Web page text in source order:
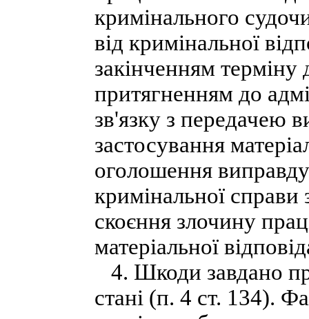
кримінального
від кримінальної
закінченням терміну
притягненням до
зв'язку з передачею
застосування
оголошення
кримінальної справи
скоєння злочину
матеріальної
4. Шкоди завдано
стані (п. 4 ст. 134).